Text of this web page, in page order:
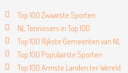
Top 100 Zwaarste Sporten
NL Tennissers in Top 100
Top 100 Rijkste Gemeenten van NL
Top 100 Populairste Sporten
Top 100 Armste Landen ter Wereld